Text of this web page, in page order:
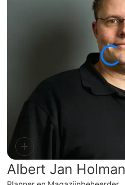
Albert Jan Holman